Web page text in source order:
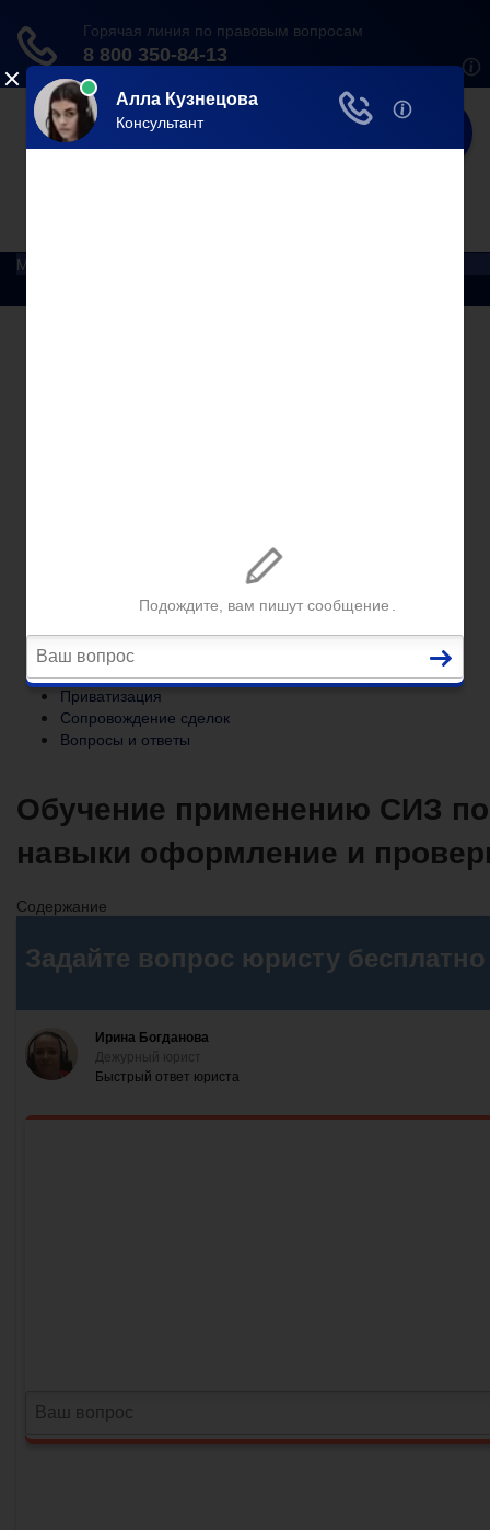
Юрист
Меню
Главная
Помощь юриста
Уголовный процесс
Приватизация
Сопровождение сделок
Вопросы и ответы
Обучение применению СИЗ
навыки оформление и
Содержание